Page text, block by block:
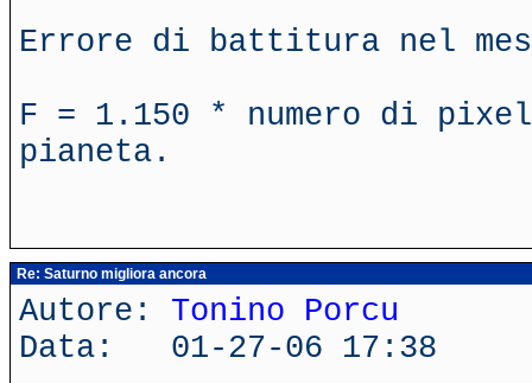
Errore di battitura nel
F = 1.150 * numero di
pianeta.
Re: Saturno migliora ancora
Autore: Tonino Porcu
Data: 01-27-06 17:38